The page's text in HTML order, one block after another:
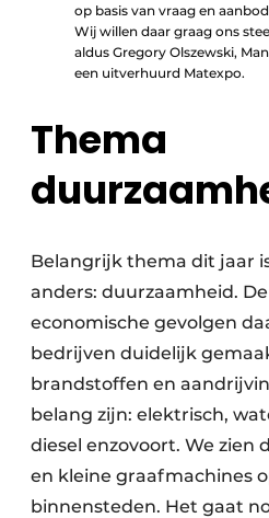
op basis van vraag en
Wij willen daar graag ons
aldus Gregory Olszewski,
een uitverhuurd Matexpo.
Thema
Belangrijk thema dit jaar
anders: duurzaamheid.
economische gevolgen
bedrijven duidelijk
brandstoffen en
belang zijn: elektrisch,
diesel enzovoort. We zien
en kleine graafmachines
binnensteden. Het gaat